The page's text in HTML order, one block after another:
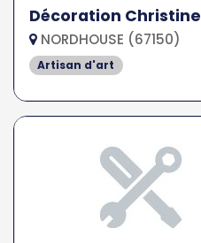
Décoration Christine
NORDHOUSE (67150)
Artisan d'art